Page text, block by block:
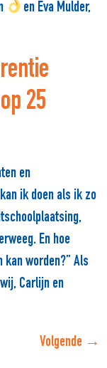
en Eva Mulder,
25
en
ik doen als ik zo
En hoe
kan worden?” Als
Carlijn en
Volgende →